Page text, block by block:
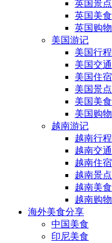
英国景点
英国美食
英国购物
美国游记
美国行程
美国交通
美国住宿
美国景点
美国美食
美国购物
越南游记
越南行程
越南交通
越南住宿
越南景点
越南美食
越南购物
海外美食分享
中国美食
印尼美食